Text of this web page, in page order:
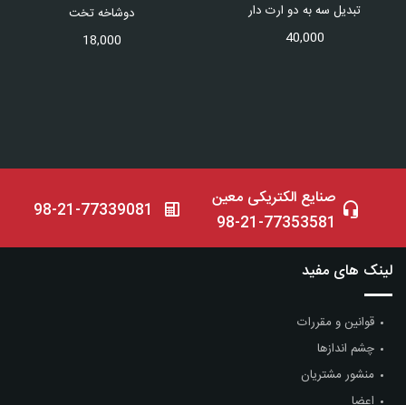
تبدیل سه به دو ارت دار
40,000
دوشاخه تخت
18,000
صنایع الکتریکی معین
98-21-77353581
لینک های مفید
قوانین و مقررات
چشم اندازها
منشور مشتریان